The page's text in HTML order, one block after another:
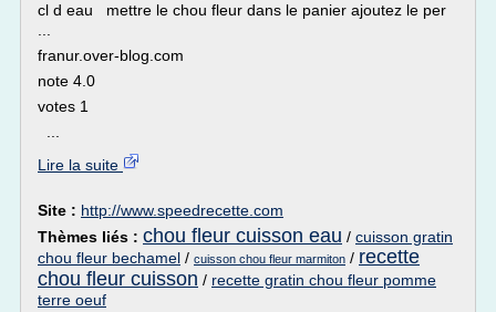
cl d eau mettre le chou fleur dans le panier ajoutez le per
franur.over-blog.com
note 4.0
votes 1
Lire la suite
Site : http://www.speedrecette.com
Thèmes liés : chou fleur cuisson eau / cuisson gratin
chou fleur bechamel / cuisson chou fleur marmiton / recette
chou fleur cuisson / recette gratin chou fleur pomme
terre oeuf